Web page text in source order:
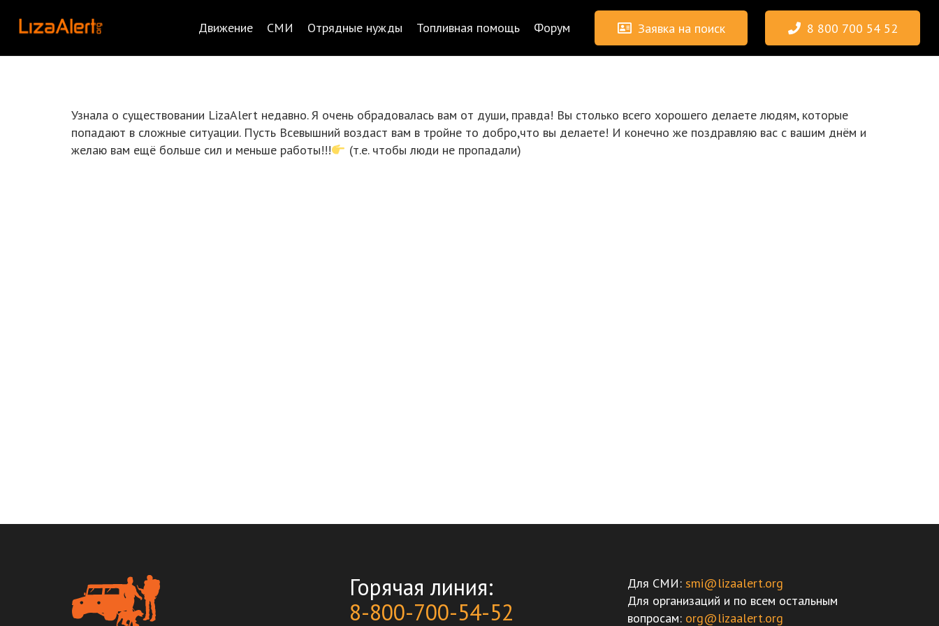
Движение СМИ Отрядные нужды Топливная помощь Форум Заявка на поиск 8 800 700 54 52
Узнала о существовании LizaAlert недавно. Я очень обрадовалась вам от души, правда! Вы столько всего хорошего делаете людям, которые
попадают в сложные ситуации. Пусть Всевышний воздаст вам в тройне то добро,что вы делаете! И конечно же поздравляю вас с вашим днём и
желаю вам ещё больше сил и меньше работы!!!
(т.е. чтобы люди не пропадали)
Горячая линия:
8-800-700-54-52
Для СМИ: smi@lizaalert.org
Для организаций и по всем остальным
вопросам: org@lizaalert.org